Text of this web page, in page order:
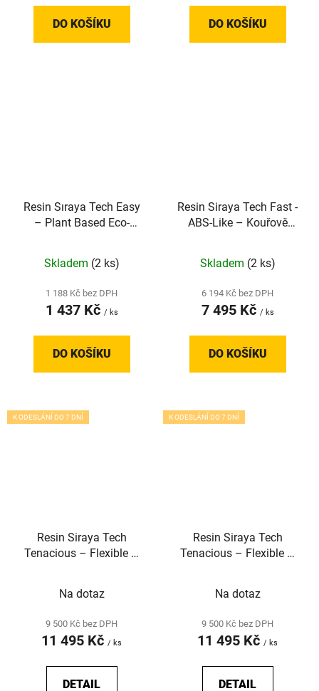
DO KOŠÍKU DO KOŠÍKU
Resin Sıraya Tech Easy
– Plant Based Eco-
Skladem (2 ks)
1 188 Kč bez DPH
1 437 Kč / ks
DO KOŠÍKU
Resin Siraya Tech Fast -
ABS-Like – Kouřově
Skladem (2 ks)
6 194 Kč bez DPH
7 495 Kč / ks
DO KOŠÍKU
K ODESLÁNÍ DO 7 DNÍ
Resin Siraya Tech
Tenacious – Flexible –
Na dotaz
9 500 Kč bez DPH
11 495 Kč / ks
DETAIL
K ODESLÁNÍ DO 7 DNÍ
Resin Siraya Tech
Tenacious – Flexible –
Na dotaz
9 500 Kč bez DPH
11 495 Kč / ks
DETAIL